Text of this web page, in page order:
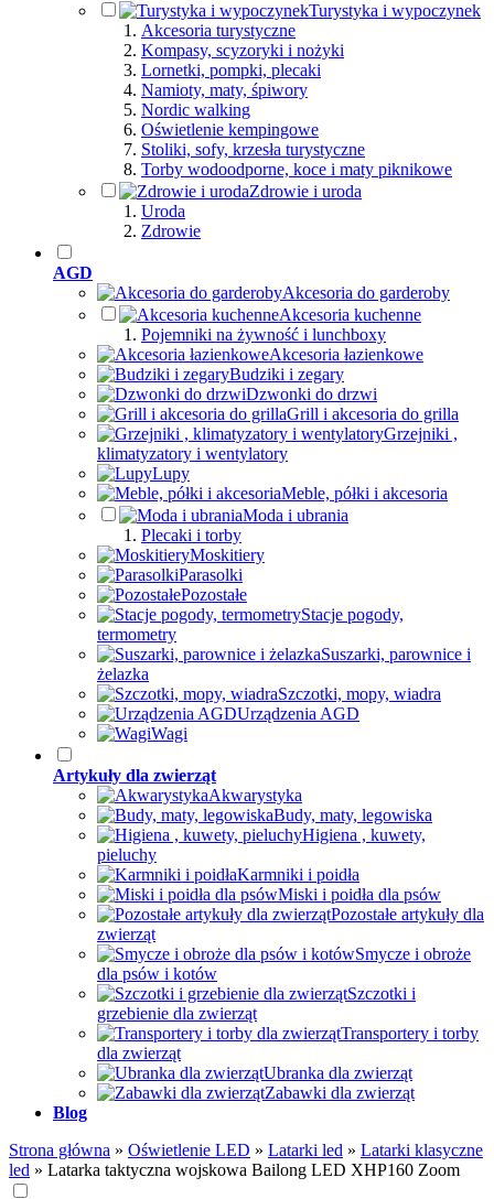
Turystyka i wypoczynek
Akcesoria turystyczne
Kompasy, scyzoryki i nożyki
Lornetki, pompki, plecaki
Namioty, maty, śpiwory
Nordic walking
Oświetlenie kempingowe
Stoliki, sofy, krzesła turystyczne
Torby wodoodporne, koce i maty piknikowe
Zdrowie i uroda
Uroda
Zdrowie
AGD
Akcesoria do garderoby
Akcesoria kuchenne
Pojemniki na żywność i lunchboxy
Akcesoria łazienkowe
Budziki i zegary
Dzwonki do drzwi
Grill i akcesoria do grilla
Grzejniki ,
klimatyzatory i wentylatory
Lupy
Meble, półki i akcesoria
Moda i ubrania
Plecaki i torby
Moskitiery
Parasolki
Pozostałe
Stacje pogody,
termometry
Suszarki, parownice i
żelazka
Szczotki, mopy, wiadra
Urządzenia AGD
Wagi
Artykuły dla zwierząt
Akwarystyka
Budy, maty, legowiska
Higiena , kuwety,
pieluchy
Karmniki i poidła
Miski i poidła dla psów
Pozostałe artykuły dla
zwierząt
Smycze i obroże
dla psów i kotów
Szczotki i
grzebienie dla zwierząt
Transportery i torby
dla zwierząt
Ubranka dla zwierząt
Zabawki dla zwierząt
Blog
Strona główna » Oświetlenie LED » Latarki led » Latarki klasyczne
led » Latarka taktyczna wojskowa Bailong LED XHP160 Zoom